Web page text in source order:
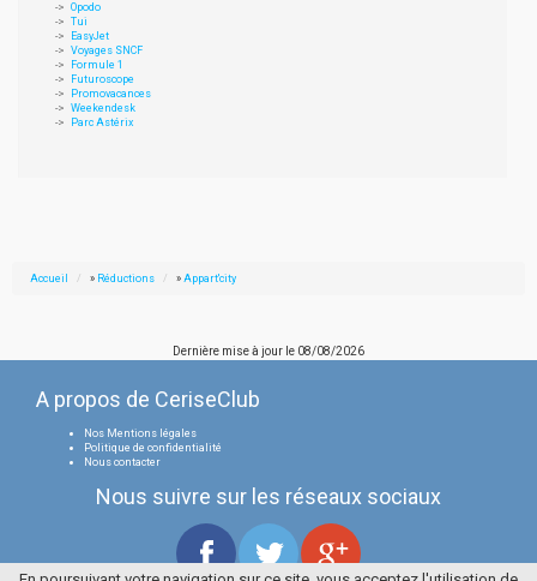
Opodo
Tui
EasyJet
Voyages SNCF
Formule 1
Futuroscope
Promovacances
Weekendesk
Parc Astérix
Accueil » Réductions » Appart'city
Dernière mise à jour le 08/08/2026
A propos de CeriseClub
Nos Mentions légales
Politique de confidentialité
Nous contacter
Nous suivre sur les réseaux sociaux